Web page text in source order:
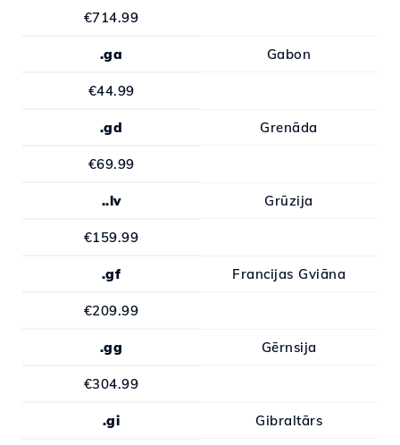
€714.99
.ga Gabon
€44.99
.gd Grenāda
€69.99
..lv Grūzija
€159.99
.gf Francijas Gviāna
€209.99
.gg Gērnsija
€304.99
.gi Gibraltārs